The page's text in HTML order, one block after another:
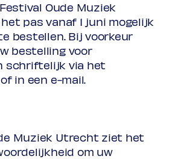
Oude Muziek
pas vanaf 1 juni mogelijk
bestellen. Bij voorkeur
bestelling voor
schriftelijk via het
in een e-mail.
Muziek Utrecht ziet het
om uw